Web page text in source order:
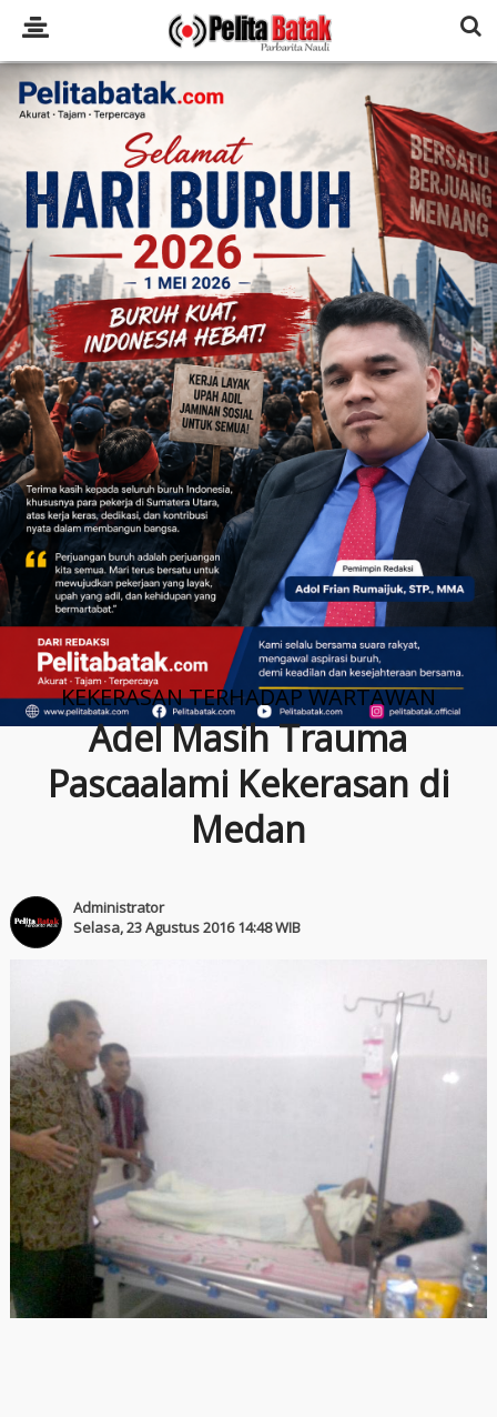
KEKERASAN TERHADAP WARTAWAN
Adel Masih Trauma
Pascaalami Kekerasan di
Medan
Administrator
Selasa, 23 Agustus 2016 14:48 WIB